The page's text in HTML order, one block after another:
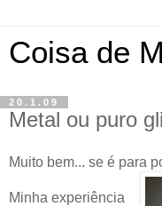
Coisa de
20.1.09
Metal ou puro
Muito bem... se é para
Minha experiência